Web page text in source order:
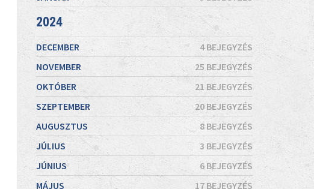
2024
DECEMBER
4 BEJEGYZÉS
NOVEMBER
25 BEJEGYZÉS
OKTÓBER
21 BEJEGYZÉS
SZEPTEMBER
20 BEJEGYZÉS
AUGUSZTUS
8 BEJEGYZÉS
JÚLIUS
3 BEJEGYZÉS
JÚNIUS
6 BEJEGYZÉS
MÁJUS
17 BEJEGYZÉS